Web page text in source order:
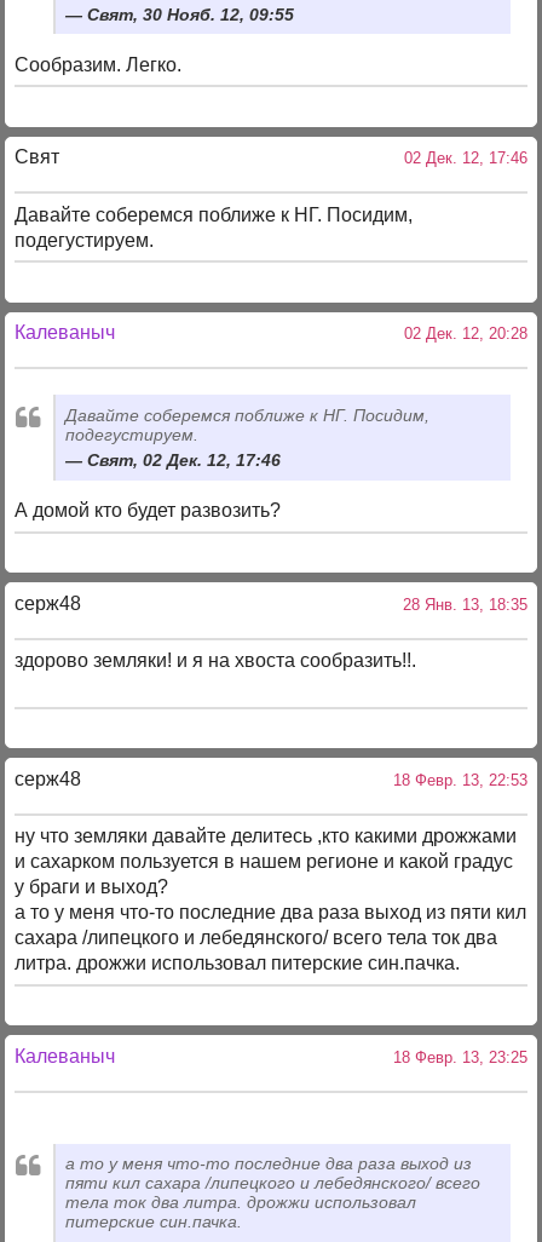
Свят, 30 Нояб. 12, 09:55
Сообразим. Легко.
Свят 02 Дек. 12, 17:46
Давайте соберемся поближе к НГ. Посидим,
подегустируем.
Калеваныч 02 Дек. 12, 20:28
Давайте соберемся поближе к НГ. Посидим,
подегустируем.
Свят, 02 Дек. 12, 17:46
А домой кто будет развозить?
серж48 28 Янв. 13, 18:35
здорово земляки! и я на хвоста сообразить!!.
серж48 18 Февр. 13, 22:53
ну что земляки давайте делитесь ,кто какими дрожжами
и сахарком пользуется в нашем регионе и какой градус
у браги и выход?
а то у меня что-то последние два раза выход из пяти кил
сахара /липецкого и лебедянского/ всего тела ток два
литра. дрожжи использовал питерские син.пачка.
Калеваныч 18 Февр. 13, 23:25
а то у меня что-то последние два раза выход из
пяти кил сахара /липецкого и лебедянского/ всего
тела ток два литра. дрожжи использовал
питерские син.пачка.